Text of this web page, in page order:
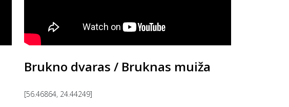
Brukno dvaras / Bruknas muiža
[56.46864, 24.44249]